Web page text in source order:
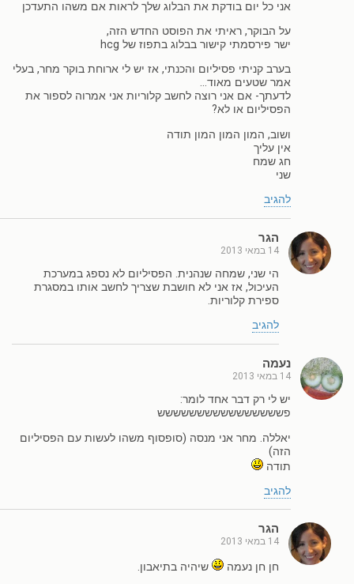
אני כל יום בודקת את הבלוג שלך לראות אם משהו התעדכן
על הבוקר, ראיתי את הפוסט החדש הזה,
ישר פירסמתי קישור בבלוג בתפוז של hcg
בערב קניתי פסיליום והכנתי, אז יש לי ארוחת בוקר מחר, בעלי
אמר שטעים מאוד…
לדעתך- אם אני רוצה לחשב קלוריות אני אמרוה לספור את
הפסיליום או לא?
ושוב, המון המון המון תודה
אין עליך
חג שמח
שני
להגיב
הגר
14 במאי 2013
הי שני, שמחה שנהנית. הפסיליום לא נספג במערכת
העיכול, אז אני לא חושבת שצריך לחשב אותו במסגרת
ספירת קלוריות.
להגיב
נעמה
14 במאי 2013
יש לי רק דבר אחד לומר:
פשששששששששששששששש
יאללה. מחר אני מנסה (סופסוף משהו לעשות עם הפסיליום
הזה)
תודה
להגיב
הגר
14 במאי 2013
חן חן נעמה
שיהיה בתיאבון.